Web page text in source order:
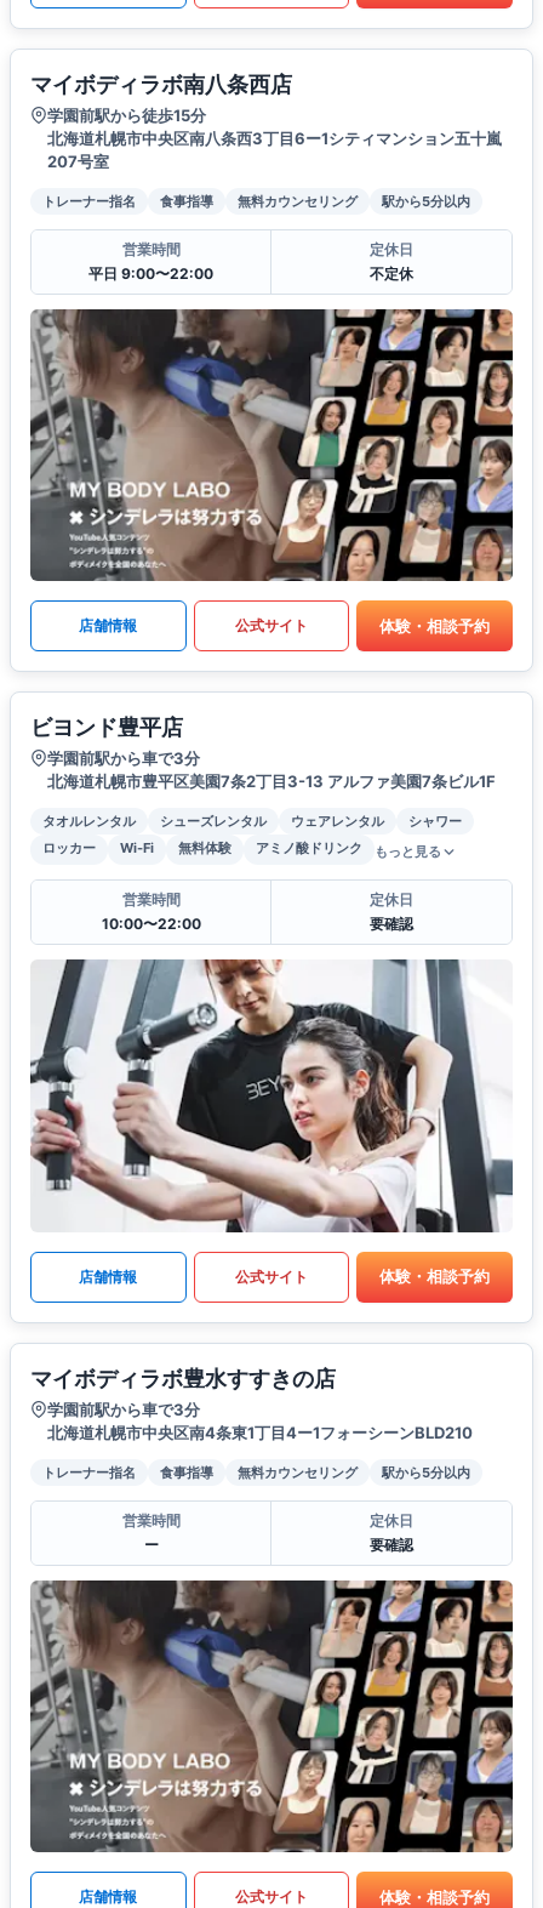
マイボディラボ南八条西店
学園前駅から徒歩15分
北海道札幌市中央区南八条西3丁目6ー1シティマンション五十嵐
207号室
トレーナー指名 食事指導 無料カウンセリング 駅から5分以内
営業時間
平日 9:00〜22:00
定休日
不定休
店舗情報 公式サイト 体験・相談予約
ビヨンド豊平店
学園前駅から車で3分
北海道札幌市豊平区美園7条2丁目3-13 アルファ美園7条ビル1F
タオルレンタル シューズレンタル ウェアレンタル
シャワー
ロッカー
Wi-Fi 無料体験 アミノ酸ドリンク もっと見る
営業時間
10:00〜22:00
定休日
要確認
店舗情報 公式サイト 体験・相談予約
マイボディラボ豊水すすきの店
学園前駅から車で3分
北海道札幌市中央区南4条東1丁目4ー1フォーシーンBLD210
トレーナー指名 食事指導 無料カウンセリング 駅から5分以内
営業時間
ー
定休日
要確認
店舗情報 公式サイト 体験・相談予約